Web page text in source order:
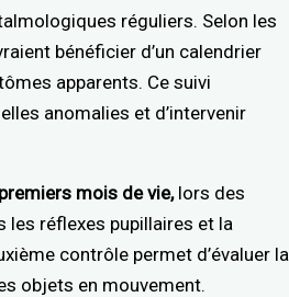
réguliers. Selon les
bénéficier d’un calendrier
apparents. Ce suivi
anomalies et d’intervenir
mois de vie,lors des
réflexes pupillaires et la
contrôle permet d’évaluer la
objets en mouvement.